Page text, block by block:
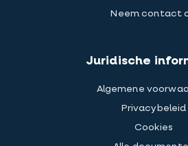
Neem contact
Juridische
Algemene
Privacybeleid
Cookies